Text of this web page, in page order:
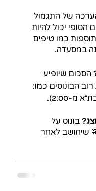
של התגמול
יכול להיות
כמו טיפים
במסעדה.
הסכום שיופיע
הבונוסים כמו:
מ-2:00).
בונוס על
💸 שיחושב לאחר